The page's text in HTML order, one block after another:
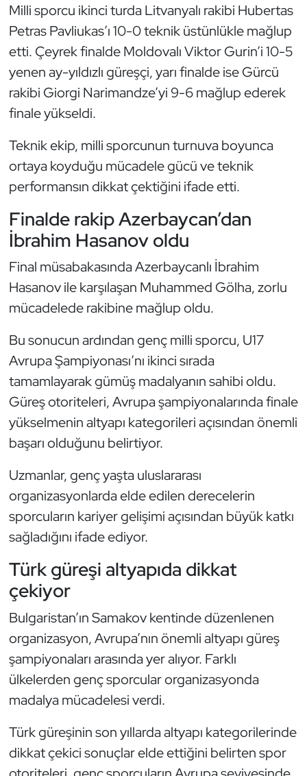
Milli sporcu ikinci turda Litvanyalı rakibi Hubertas
Petras Pavliukas’ı 10-0 teknik üstünlükle mağlup
etti. Çeyrek finalde Moldovalı Viktor Gurin’i 10-5
yenen ay-yıldızlı güreşçi, yarı finalde ise Gürcü
rakibi Giorgi Narimandze’yi 9-6 mağlup ederek
finale yükseldi.
Teknik ekip, milli sporcunun turnuva boyunca
ortaya koyduğu mücadele gücü ve teknik
performansın dikkat çektiğini ifade etti.
Finalde rakip Azerbaycan’dan
İbrahim Hasanov oldu
Final müsabakasında Azerbaycanlı İbrahim
Hasanov ile karşılaşan Muhammed Gölha, zorlu
mücadelede rakibine mağlup oldu.
Bu sonucun ardından genç milli sporcu, U17
Avrupa Şampiyonası’nı ikinci sırada
tamamlayarak gümüş madalyanın sahibi oldu.
Güreş otoriteleri, Avrupa şampiyonalarında finale
yükselmenin altyapı kategorileri açısından önemli
başarı olduğunu belirtiyor.
Uzmanlar, genç yaşta uluslararası
organizasyonlarda elde edilen derecelerin
sporcuların kariyer gelişimi açısından büyük katkı
sağladığını ifade ediyor.
Türk güreşi altyapıda dikkat
çekiyor
Bulgaristan’ın Samakov kentinde düzenlenen
organizasyon, Avrupa’nın önemli altyapı güreş
şampiyonaları arasında yer alıyor. Farklı
ülkelerden genç sporcular organizasyonda
madalya mücadelesi verdi.
Türk güreşinin son yıllarda altyapı kategorilerinde
dikkat çekici sonuçlar elde ettiğini belirten spor
Judo ve Kuraş
Kano ve Rafting
Karate
Kayak
Kempo
Kick Boks
Kürek
Masa Tenisi
Modern Pentatlon
Motor Sporları
Muay Thai
Okçuluk
Optimist
Oryantiring
Özel Sporcular
Paralimpik
Ragbi
Su Topu
Sualtı Sporları
Tekvando
Tenis